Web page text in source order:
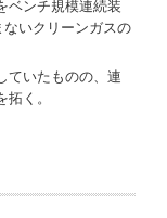
ベンチ規模連続装
ないクリーンガスの
ていたものの、連
く。